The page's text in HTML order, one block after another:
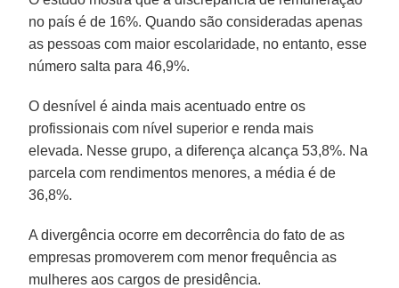
no país é de 16%. Quando são consideradas apenas
as pessoas com maior escolaridade, no entanto, esse
número salta para 46,9%.
O desnível é ainda mais acentuado entre os
profissionais com nível superior e renda mais
elevada. Nesse grupo, a diferença alcança 53,8%. Na
parcela com rendimentos menores, a média é de
36,8%.
A divergência ocorre em decorrência do fato de as
empresas promoverem com menor frequência as
mulheres aos cargos de presidência.